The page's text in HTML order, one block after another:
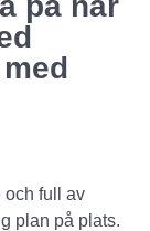
och full av
plan på plats.